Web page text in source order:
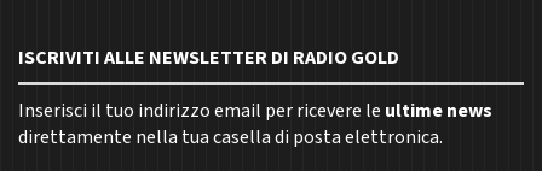
ISCRIVITI ALLE NEWSLETTER DI RADIO GOLD
Inserisci il tuo indirizzo email per ricevere le ultime news
direttamente nella tua casella di posta elettronica.